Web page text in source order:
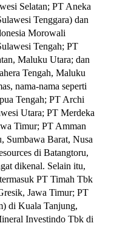
Selatan; PT Aneka
Tenggara) dan
Morowali
Tengah; PT
Maluku Utara; dan
Tengah, Maluku
nama-nama seperti
Tengah; PT Archi
Utara; PT Merdeka
Timur; PT Amman
Sumbawa Barat, Nusa
di Batangtoru,
dikenal. Selain itu,
PT Timah Tbk
Jawa Timur; PT
di Kuala Tanjung,
Investindo Tbk di